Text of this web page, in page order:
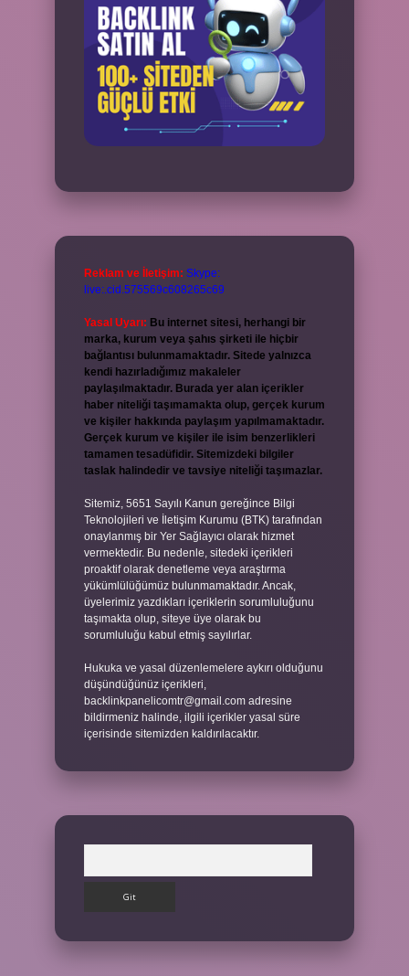
Reklam ve İletişim: Skype:
live:.cid.575569c608265c69
Yasal Uyarı: Bu internet sitesi, herhangi bir
marka, kurum veya şahıs şirketi ile hiçbir
bağlantısı bulunmamaktadır. Sitede yalnızca
kendi hazırladığımız makaleler
paylaşılmaktadır. Burada yer alan içerikler
haber niteliği taşımamakta olup, gerçek kurum
ve kişiler hakkında paylaşım yapılmamaktadır.
Gerçek kurum ve kişiler ile isim benzerlikleri
tamamen tesadüfidir. Sitemizdeki bilgiler
taslak halindedir ve tavsiye niteliği taşımazlar.
Sitemiz, 5651 Sayılı Kanun gereğince Bilgi
Teknolojileri ve İletişim Kurumu (BTK) tarafından
onaylanmış bir Yer Sağlayıcı olarak hizmet
vermektedir. Bu nedenle, sitedeki içerikleri
proaktif olarak denetleme veya araştırma
yükümlülüğümüz bulunmamaktadır. Ancak,
üyelerimiz yazdıkları içeriklerin sorumluluğunu
taşımakta olup, siteye üye olarak bu
sorumluluğu kabul etmiş sayılırlar.
Hukuka ve yasal düzenlemelere aykırı olduğunu
düşündüğünüz içerikleri,
backlinkpanelicomtr@gmail.com adresine
bildirmeniz halinde, ilgili içerikler yasal süre
içerisinde sitemizden kaldırılacaktır.